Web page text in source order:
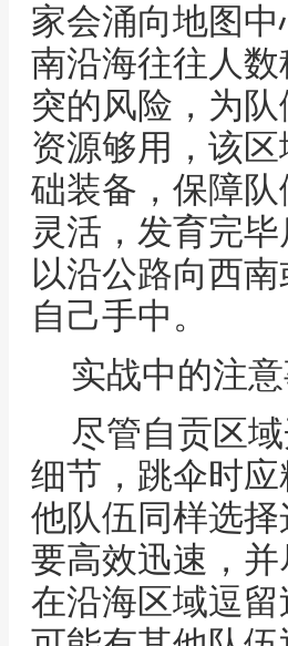
家会涌向地图
南沿海往往人
突的风险，为
资源够用，该
础装备，保障
灵活，发育完
以沿公路向西
自己手中。
实战中的注
尽管自贡区
细节，跳伞时
他队伍同样选
要高效迅速，
在沿海区域逗